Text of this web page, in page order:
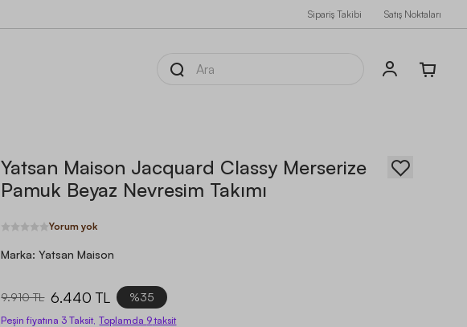
Sipariş Takibi Satış Noktaları
Yatsan Maison Jacquard Classy Merserize
Pamuk Beyaz Nevresim Takımı
Yorum yok
Marka:Yatsan Maison
9.910 TL 6.440 TL %35
Peşin fiyatına 3 Taksit, Toplamda 9taksit